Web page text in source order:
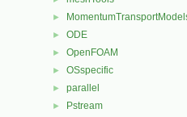
►
► ODE
► OpenFOAM
► OSspecific
► parallel
► Pstream